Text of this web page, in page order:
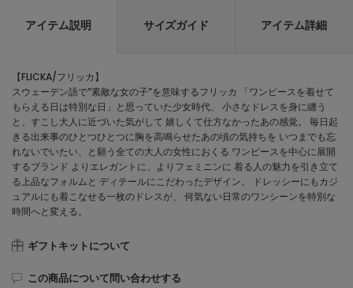
アイテム説明 サイズガイド アイテム詳細
【FLICKA/フリッカ】
スウェーデン語で”素敵な女の子”を意味するフリッカ 「ワンピースを着せて
もらえる日は特別な日」と思っていた少女時代、 小さなドレスを身に纏う
と、すこし大人に近づいた気がして 嬉しくて仕方なかったあの感覚。 毎日起
きる出来事のひとつひとつに胸を高鳴らせたあの頃の気持ちを いつまでも忘
れないでいたい、と願う全ての大人の女性におくる ワンピースを中心に展開
するブランド よりエレガントに、よりフェミニンに 着る人の魅力を引き立て
る上品なフォルムと ディテールにこだわったデザイン。 ドレッシーにもカジ
ュアルにも着こなせる一枚のドレスが、 何気ない日常のワンシーンを特別な
時間へと変える。
ギフトキットについて
この商品について問い合わせする